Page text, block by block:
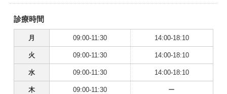
診療時間
月 09:00-11:30 14:00-18:10
火 09:00-11:30 14:00-18:10
水 09:00-11:30 14:00-18:10
木 09:00-11:30 ー